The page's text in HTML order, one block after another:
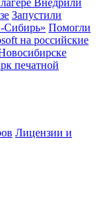
Внедрили
Запустили
Сибирь» Помогли
на российские
печатной
Лицензии и